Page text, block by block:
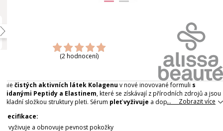
(2 hodnocení)
Linie čistých aktivních látek Kolagenu v nové inovované formuli s
přidanými Peptidy a Elastinem, které se získávají z přírodních zdrojů a jsou
základní složkou struktury pleti. Sérum pleť vyživuje a doplňuje potřebné
povadání pleti
večer.Celý popis
... Zobrazit více
Specifikace:
vyživuje a obnovuje pevnost pokožky